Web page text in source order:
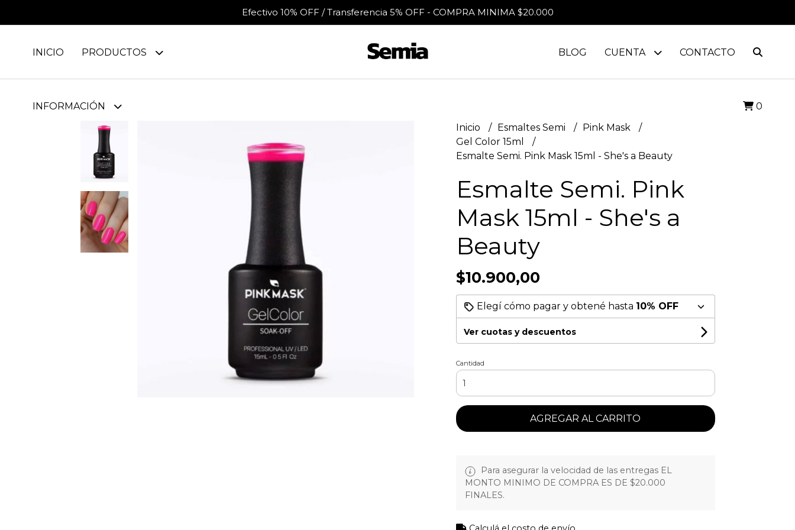
Efectivo 10% OFF / Transferencia 5% OFF - COMPRA MINIMA $20.000
INICIO PRODUCTOS
INFORMACIÓN
BLOG CUENTA CONTACTO
0
Inicio
Esmaltes Semi
Pink Mask
Gel Color 15ml
Esmalte Semi. Pink Mask 15ml - She's a Beauty
Esmalte Semi. Pink
Mask 15ml - She's a
Beauty
$10.900,00
Elegí cómo pagar y obtené hasta 10% OFF
Ver cuotas y descuentos
Cantidad
AGREGAR AL CARRITO
Para asegurar la velocidad de las entregas EL
MONTO MINIMO DE COMPRA ES DE $20.000
FINALES.